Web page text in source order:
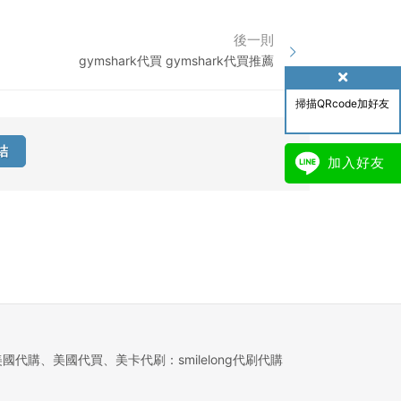
掃描QRcode加好友
加入好友
後一則
gymshark代買 gymshark代買推薦
國代購、美國代買、美卡代刷：smilelong代刷代購